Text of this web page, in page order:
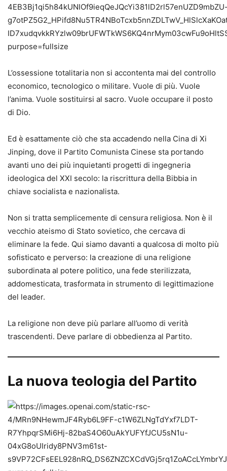
L’ossessione totalitaria non si accontenta mai del controllo
economico, tecnologico o militare. Vuole di più. Vuole
l’anima. Vuole sostituirsi al sacro. Vuole occupare il posto
di Dio.
Ed è esattamente ciò che sta accadendo nella Cina di Xi
Jinping, dove il Partito Comunista Cinese sta portando
avanti uno dei più inquietanti progetti di ingegneria
ideologica del XXI secolo: la riscrittura della Bibbia in
chiave socialista e nazionalista.
Non si tratta semplicemente di censura religiosa. Non è il
vecchio ateismo di Stato sovietico, che cercava di
eliminare la fede. Qui siamo davanti a qualcosa di molto più
sofisticato e perverso: la creazione di una religione
subordinata al potere politico, una fede sterilizzata,
addomesticata, trasformata in strumento di legittimazione
del leader.
La religione non deve più parlare all’uomo di verità
trascendenti. Deve parlare di obbedienza al Partito.
La nuova teologia del Partito